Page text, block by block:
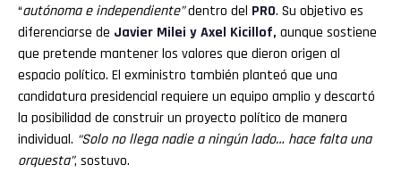
“autónoma e independiente”dentro del PRO. Su objetivo es
diferenciarse de Javier Milei y Axel Kicillof, aunque sostiene
que pretende mantener los valores que dieron origen al
espacio político. El exministro también planteó que una
candidatura presidencial requiere un equipo amplio y descartó
la posibilidad de construir un proyecto político de manera
individual. “Solo no llega nadie a ningún lado… hace falta una
orquesta”, sostuvo.